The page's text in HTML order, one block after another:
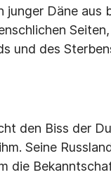
junger Däne
und des
den Biss der
Seine
die